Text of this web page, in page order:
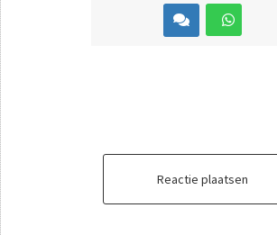
Reactie plaatsen